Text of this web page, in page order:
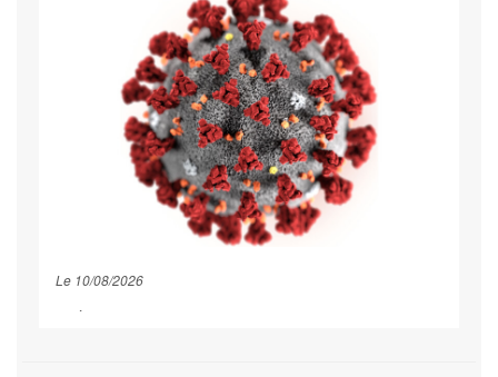
Le 10/08/2026
Désinfection du COVID-19 en